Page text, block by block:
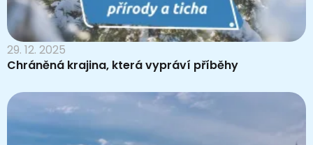
29. 12. 2025
Chráněná krajina, která vypráví příběhy